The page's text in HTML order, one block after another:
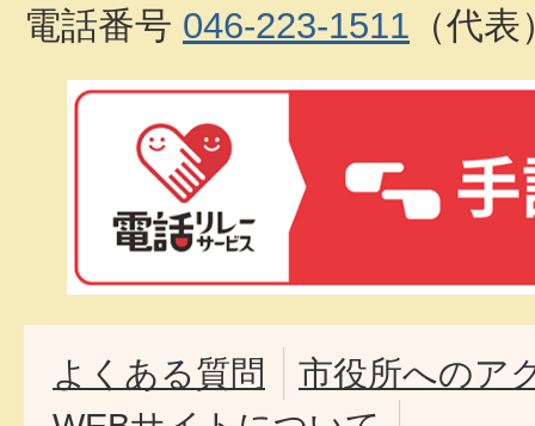
電話番号 046-223-1511 （代表
よくある質問
市役所へのア